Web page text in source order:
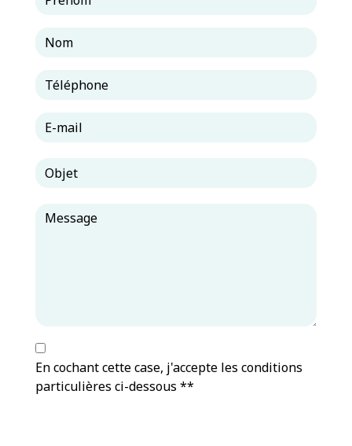
En cochant cette case, j'accepte les conditions
particulières ci-dessous **